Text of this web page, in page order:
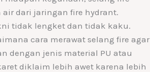
dari jaringan fire hydrant.
tidak lengket dan tidak kaku.
cara merawat selang fire agar
dengan jenis material PU atau
diklaim lebih awet karena lebih